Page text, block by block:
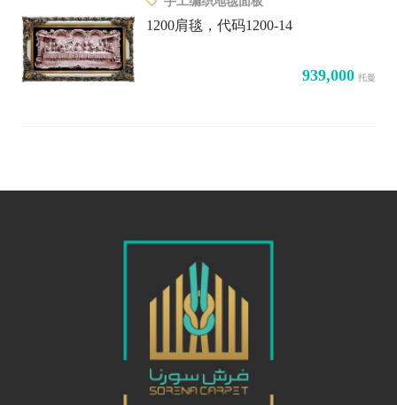
1200肩毯，代码1200-14
939,000 托曼